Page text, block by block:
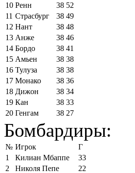
10 Ренн 38 52
11 Страсбург 38 49
12 Нант 38 48
13 Анже 38 46
14 Бордо 38 41
15 Амьен 38 38
16 Тулуза 38 38
17 Монако 38 36
18 Дижон 38 34
19 Кан 38 33
20 Генгам 38 27
Бомбардиры:
№ Игрок
Г
1
Килиан Мбаппе
33
2
Николя Пепе
22